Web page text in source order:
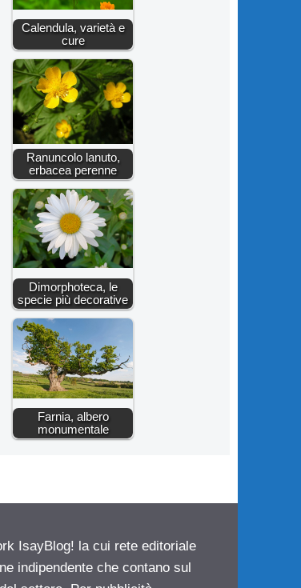
Calendula, varietà e
cure
Ranuncolo lanuto,
erbacea perenne
Dimorphoteca, le
specie più decorative
Farnia, albero
monumentale
IsayBlog! la cui rete editoriale
indipendente che contano sul